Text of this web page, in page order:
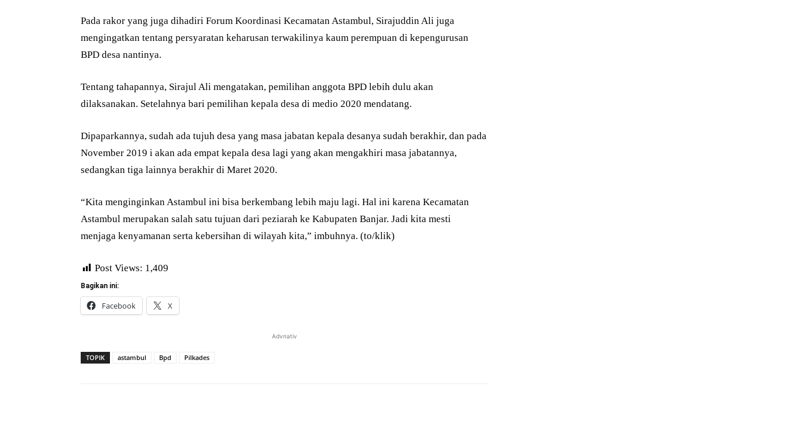
Pada rakor yang juga dihadiri Forum Koordinasi Kecamatan Astambul, Sirajuddin Ali juga
mengingatkan tentang persyaratan keharusan terwakilinya kaum perempuan di kepengurusan
BPD desa nantinya.
Tentang tahapannya, Sirajul Ali mengatakan, pemilihan anggota BPD lebih dulu akan
dilaksanakan. Setelahnya bari pemilihan kepala desa di medio 2020 mendatang.
Dipaparkannya, sudah ada tujuh desa yang masa jabatan kepala desanya sudah berakhir, dan pada
November 2019 i akan ada empat kepala desa lagi yang akan mengakhiri masa jabatannya,
sedangkan tiga lainnya berakhir di Maret 2020.
“Kita menginginkan Astambul ini bisa berkembang lebih maju lagi. Hal ini karena Kecamatan
Astambul merupakan salah satu tujuan dari peziarah ke Kabupaten Banjar. Jadi kita mesti
menjaga kenyamanan serta kebersihan di wilayah kita,” imbuhnya. (to/klik)
Post Views: 1,409
Bagikan ini:
Facebook X
Advnativ
TOPIK astambul Bpd Pilkades